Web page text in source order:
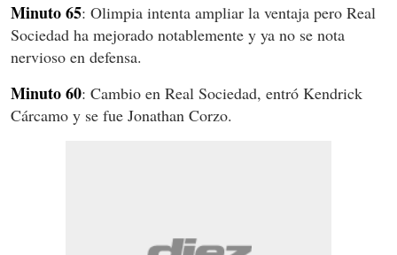
Minuto 65: Olimpia intenta ampliar la ventaja pero Real
Sociedad ha mejorado notablemente y ya no se nota
nervioso en defensa.
Minuto 60: Cambio en Real Sociedad, entró Kendrick
Cárcamo y se fue Jonathan Corzo.